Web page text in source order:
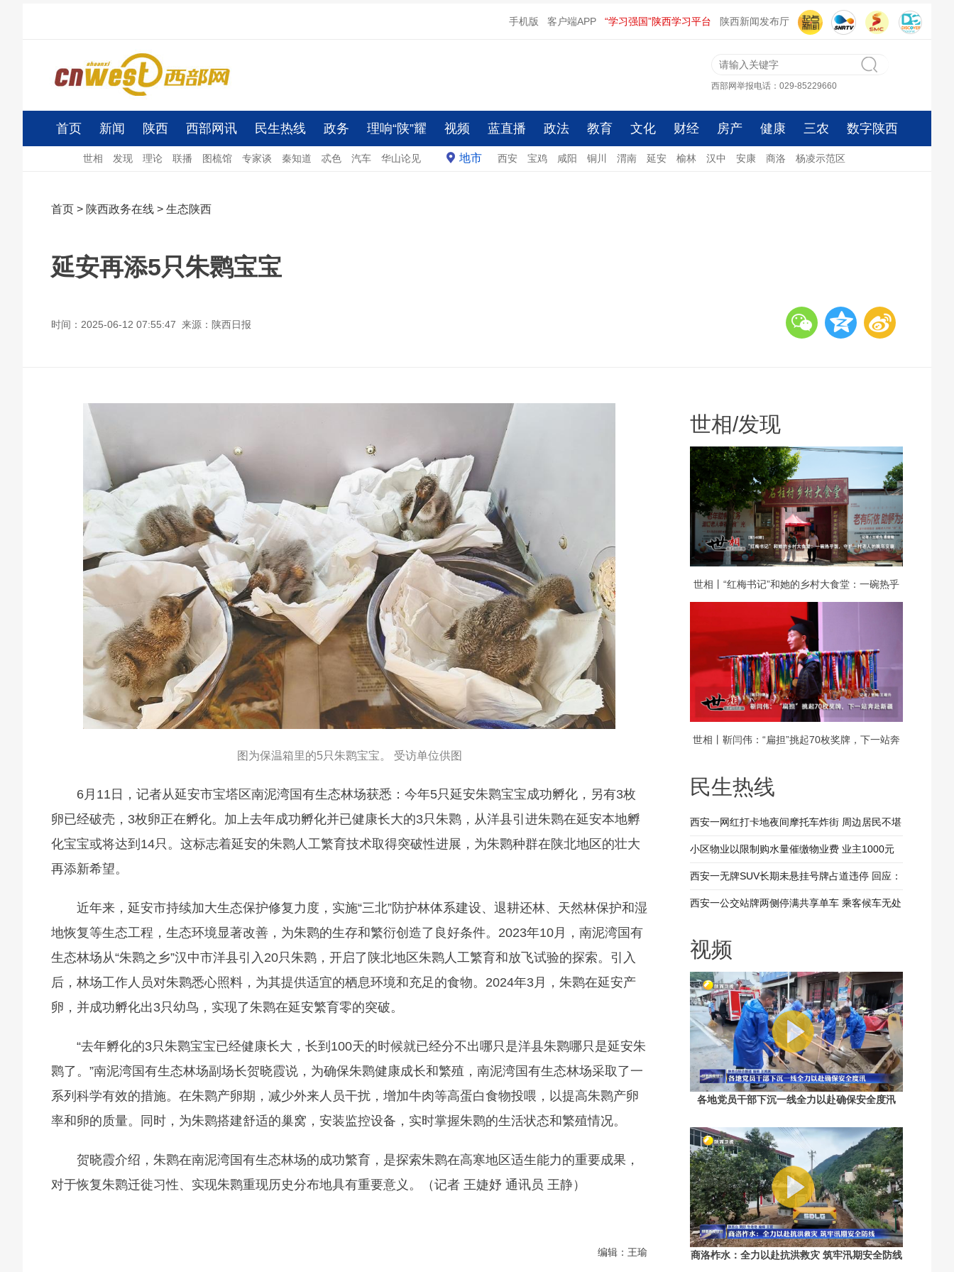
手机版 客户端APP “学习强国”陕西学习平台 陕西新闻发布厅
西部网举报电话：029-85229660
首页 新闻 陕西 西部网讯 民生热线 政务 理响“陕”耀 视频 蓝直播 政法 教育 文化 财经 房产 健康 三农 数字陕西
世相 发现 理论 联播 图梳馆 专家谈 秦知道 忒色 汽车 华山论见 地市 西安 宝鸡 咸阳 铜川 渭南 延安 榆林 汉中 安康 商洛 杨凌示范区
首页 > 陕西政务在线 > 生态陕西
延安再添5只朱鹮宝宝
时间：2025-06-12 07:55:47 来源：陕西日报
图为保温箱里的5只朱鹮宝宝。 受访单位供图
6月11日，记者从延安市宝塔区南泥湾国有生态林场获悉：今年5只延安朱鹮宝宝成功孵化，另有3枚
卵已经破壳，3枚卵正在孵化。加上去年成功孵化并已健康长大的3只朱鹮，从洋县引进朱鹮在延安本地孵
化宝宝或将达到14只。这标志着延安的朱鹮人工繁育技术取得突破性进展，为朱鹮种群在陕北地区的壮大
再添新希望。
近年来，延安市持续加大生态保护修复力度，实施“三北”防护林体系建设、退耕还林、天然林保护和湿
地恢复等生态工程，生态环境显著改善，为朱鹮的生存和繁衍创造了良好条件。2023年10月，南泥湾国有
生态林场从“朱鹮之乡”汉中市洋县引入20只朱鹮，开启了陕北地区朱鹮人工繁育和放飞试验的探索。引入
后，林场工作人员对朱鹮悉心照料，为其提供适宜的栖息环境和充足的食物。2024年3月，朱鹮在延安产
卵，并成功孵化出3只幼鸟，实现了朱鹮在延安繁育零的突破。
“去年孵化的3只朱鹮宝宝已经健康长大，长到100天的时候就已经分不出哪只是洋县朱鹮哪只是延安朱
鹮了。”南泥湾国有生态林场副场长贺晓霞说，为确保朱鹮健康成长和繁殖，南泥湾国有生态林场采取了一
系列科学有效的措施。在朱鹮产卵期，减少外来人员干扰，增加牛肉等高蛋白食物投喂，以提高朱鹮产卵
率和卵的质量。同时，为朱鹮搭建舒适的巢窝，安装监控设备，实时掌握朱鹮的生活状态和繁殖情况。
贺晓霞介绍，朱鹮在南泥湾国有生态林场的成功繁育，是探索朱鹮在高寒地区适生能力的重要成果，
对于恢复朱鹮迁徙习性、实现朱鹮重现历史分布地具有重要意义。（记者 王婕妤 通讯员 王静）
编辑：王瑜
世相/发现
世相丨“红梅书记”和她的乡村大食堂：一碗热乎
饭，守护一村老人的晚年安康
世相丨靳闫伟：“扁担”挑起70枚奖牌，下一站奔
民生热线
西安一网红打卡地夜间摩托车炸街 周边居民不堪
其扰 回应：将持续开展专项整治行动
小区物业以限制购水量催缴物业费 业主1000元
装修押金抵扣物业费 兴平市住建局：已责令物业
整改
西安一无牌SUV长期未悬挂号牌占道违停 回应：
驾驶人被记9分罚款200元
西安一公交站牌两侧停满共享单车 乘客候车无处
视频
各地党员干部下沉一线全力以赴确保安全度汛
商洛柞水：全力以赴抗洪救灾 筑牢汛期安全防线